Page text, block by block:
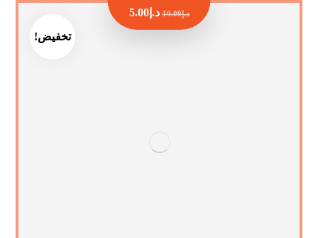
تخفيض!
د.إ10.00 د.إ5.00